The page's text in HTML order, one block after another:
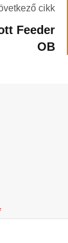
cikk
Feeder
OB